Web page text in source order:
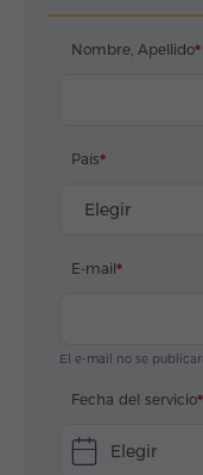
путешествовать
Nombre, Apellido
País
Elegir
E-mail
El e-mail no se
Fecha del servicio
Elegir